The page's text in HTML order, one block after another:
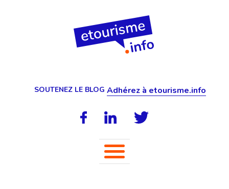
SOUTENEZ LE BLOG Adhérez à etourisme.info